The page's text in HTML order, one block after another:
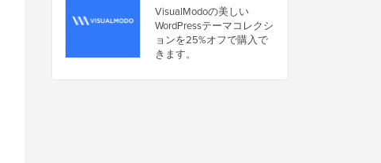
VisualModoの美しい
WordPressテーマコレクシ
ョンを25%オフで購入で
きます。